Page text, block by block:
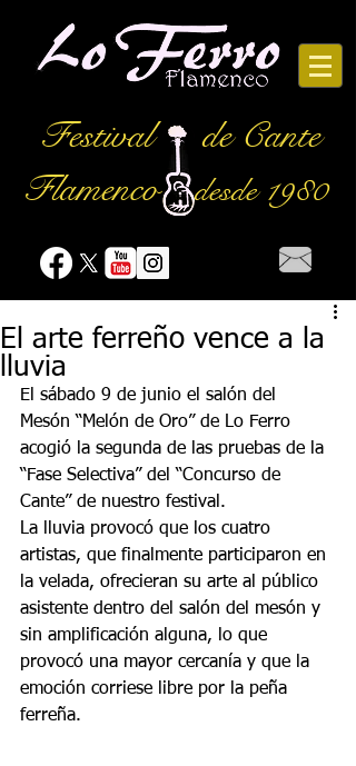
Festival
de Cante
Flamencodesde 1980
El arte ferreño vence a la
lluvia
El sábado 9 de junio el salón del
Mesón “Melón de Oro” de Lo Ferro
acogió la segunda de las pruebas de la
“Fase Selectiva” del “Concurso de
Cante” de nuestro festival.
La lluvia provocó que los cuatro
artistas, que finalmente participaron en
la velada, ofrecieran su arte al público
asistente dentro del salón del mesón y
sin amplificación alguna, lo que
provocó una mayor cercanía y que la
emoción corriese libre por la peña
ferreña.